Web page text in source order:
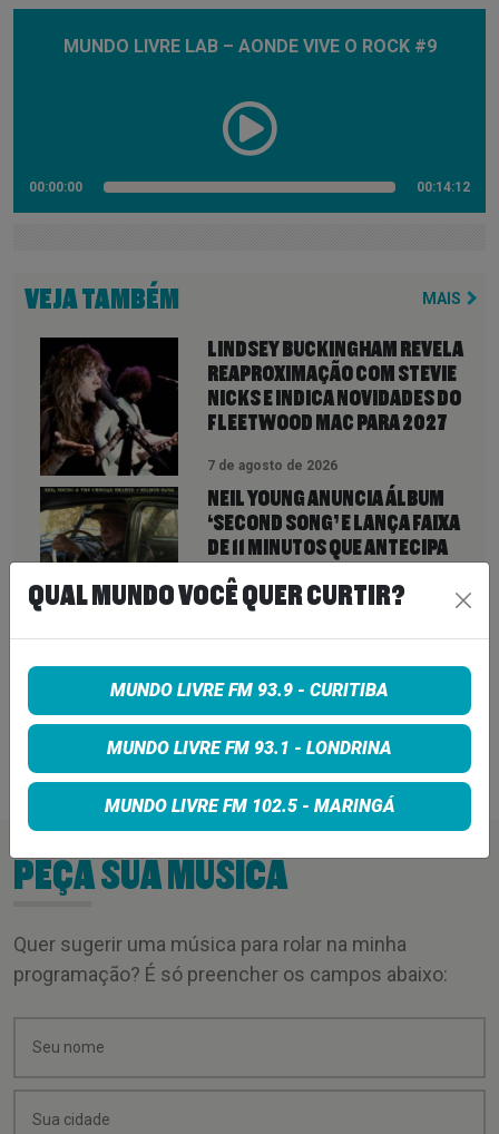
MUNDO LIVRE LAB – AONDE VIVE O ROCK #9
00:00:00 00:14:12
VEJA TAMBÉM MAIS
LINDSEY BUCKINGHAM REVELA
REAPROXIMAÇÃO COM STEVIE
NICKS E INDICA NOVIDADES DO
FLEETWOOD MAC PARA 2027
7 de agosto de 2026
NEIL YOUNG ANUNCIA ÁLBUM
‘SECOND SONG’ E LANÇA FAIXA
DE 11 MINUTOS QUE ANTECIPA
NOVA FASE COM OS CHROME
HEARTS
KORN, LIMP BIZKIT E SMASHING
PUMPKINS, MORRE AOS 69 ANOS
7 de agosto de 2026
PEÇA SUA MÚSICA
Quer sugerir uma música para rolar na minha
programação? É só preencher os campos abaixo:
QUAL MUNDO VOCÊ QUER CURTIR?
MUNDO LIVRE FM 93.9 - CURITIBA
MUNDO LIVRE FM 93.1 - LONDRINA
MUNDO LIVRE FM 102.5 - MARINGÁ